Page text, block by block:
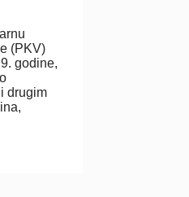
(PKV)
godine,
drugim